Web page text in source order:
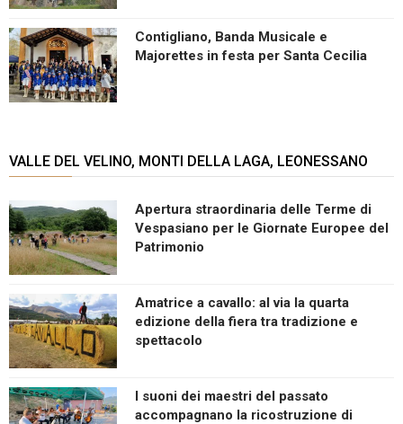
Contigliano, Banda Musicale e
Majorettes in festa per Santa Cecilia
VALLE DEL VELINO, MONTI DELLA LAGA, LEONESSANO
Apertura straordinaria delle Terme di
Vespasiano per le Giornate Europee del
Patrimonio
Amatrice a cavallo: al via la quarta
edizione della fiera tra tradizione e
spettacolo
I suoni dei maestri del passato
accompagnano la ricostruzione di